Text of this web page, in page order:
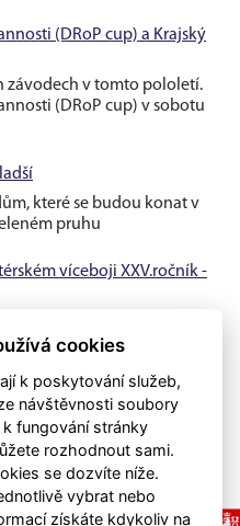
(DRoP cup) a Krajský
závodech v tomto pololetí.
(DRoP cup) v sobotu
které se budou konat v
pruhu
víceboji XXV.ročník -
cookies
k poskytování služeb,
návštěvnosti soubory
fungování stránky
rozhodnout sami.
se dozvíte níže.
vybrat nebo
získáte kdykoliv na